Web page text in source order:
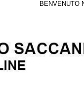
BENVENUTO